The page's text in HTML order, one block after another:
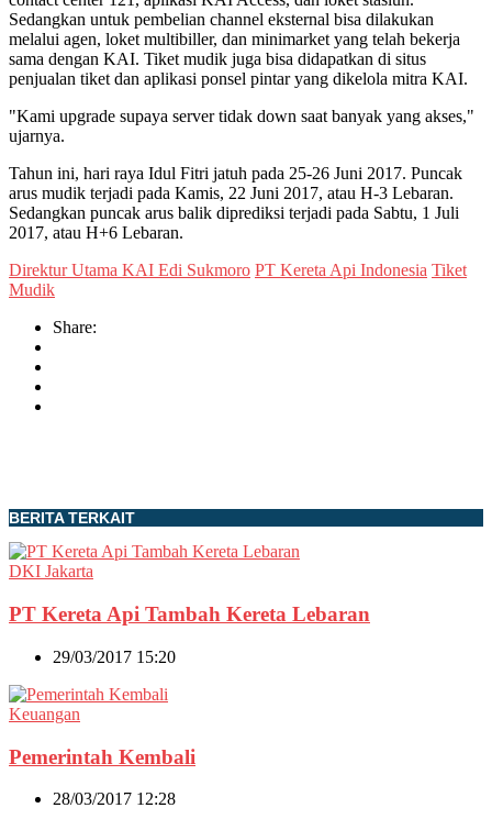
Sedangkan untuk pembelian channel eksternal bisa dilakukan
melalui agen, loket multibiller, dan minimarket yang telah bekerja
sama dengan KAI. Tiket mudik juga bisa didapatkan di situs
penjualan tiket dan aplikasi ponsel pintar yang dikelola mitra KAI.
"Kami upgrade supaya server tidak down saat banyak yang akses,"
ujarnya.
Tahun ini, hari raya Idul Fitri jatuh pada 25-26 Juni 2017. Puncak
arus mudik terjadi pada Kamis, 22 Juni 2017, atau H-3 Lebaran.
Sedangkan puncak arus balik diprediksi terjadi pada Sabtu, 1 Juli
2017, atau H+6 Lebaran.
Direktur Utama KAI Edi Sukmoro PT Kereta Api Indonesia Tiket
Mudik
Share:
BERITA TERKAIT
DKI Jakarta
PT Kereta Api Tambah Kereta Lebaran
29/03/2017 15:20
Keuangan
Pemerintah Kembali
28/03/2017 12:28